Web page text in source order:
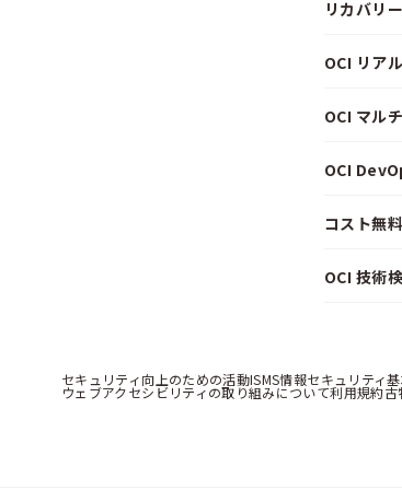
リカバリ
OCI リア
OCI マル
OCI
コスト無
OCI 技術
セキュリティ向上のための活動ISMS情報セキュリティ
ウェブアクセシビリティの取り組みについて利用規約古